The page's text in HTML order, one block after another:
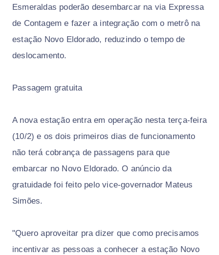
Esmeraldas poderão desembarcar na via Expressa
de Contagem e fazer a integração com o metrô na
estação Novo Eldorado, reduzindo o tempo de
deslocamento.
Passagem gratuita
A nova estação entra em operação nesta terça-feira
(10/2) e os dois primeiros dias de funcionamento
não terá cobrança de passagens para que
embarcar no Novo Eldorado. O anúncio da
gratuidade foi feito pelo vice-governador Mateus
Simões.
"Quero aproveitar pra dizer que como precisamos
incentivar as pessoas a conhecer a estação Novo